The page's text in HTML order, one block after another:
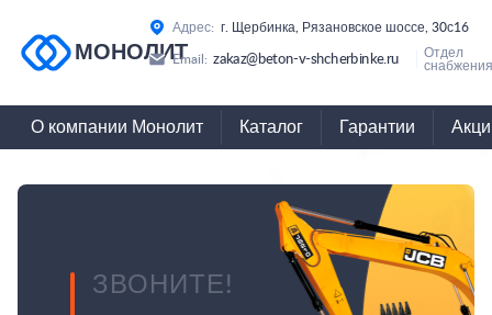
МОНОЛИТ
Адрес: г. Щербинка, Рязановское шоссе, 30с16
Email: zakaz@beton-v-shcherbinke.ru
Отдел
О компании Монолит Каталог Гарантии
ЗВОНИТЕ!